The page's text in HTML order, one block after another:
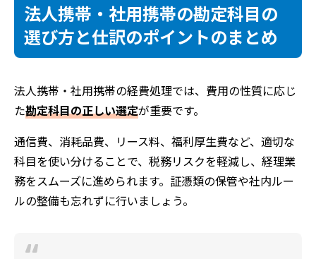
法人携帯・社用携帯の勘定科目の
選び方と仕訳のポイントのまとめ
法人携帯・社用携帯の経費処理では、費用の性質に応じ
た勘定科目の正しい選定が重要です。
通信費、消耗品費、リース料、福利厚生費など、適切な
科目を使い分けることで、税務リスクを軽減し、経理業
務をスムーズに進められます。証憑類の保管や社内ルー
ルの整備も忘れずに行いましょう。